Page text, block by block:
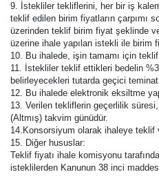
9. İstekliler tekliflerini, her bir iş
teklif edilen birim fiyatların çarpımı
üzerinden teklif birim fiyat şeklinde
üzerine ihale yapılan istekli ile birim
10. Bu ihalede, işin tamamı için
11. İstekliler teklif ettikleri bedelin
belirleyecekleri tutarda geçici
12. Bu ihalede elektronik eksiltme
13. Verilen tekliflerin geçerlilik
(Altmış) takvim günüdür.
14.Konsorsiyum olarak ihaleye teklif
15. Diğer hususlar:
Teklif fiyatı ihale komisyonu
isteklilerden Kanunun 38 inci